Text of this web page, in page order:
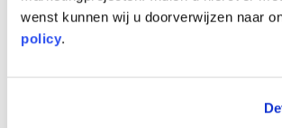
wenst kunnen wij u doorverwijzen naar
policy.
HOU ME OP DE HOOGTE